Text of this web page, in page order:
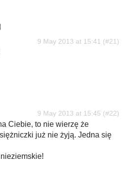
9 May 2013 at 15:41
9 May 2013 at 15:45
Ciebie, to nie wierzę że
już nie żyją. Jedna się